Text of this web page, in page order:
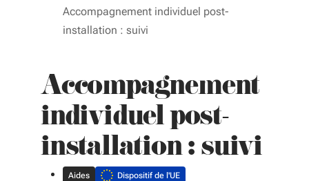
Accompagnement individuel post-
installation : suivi
Accompagnement
individuel post-
installation : suivi
Aides Dispositif de l'UE